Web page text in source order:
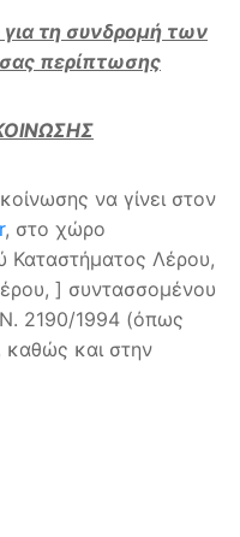
για τη συνδρομή των
περίπτωσης
να γίνει στον
, στο χώρο
Καταστήματος Λέρου,
] συντασσομένου
2190/1994 (όπως
καθώς και στην